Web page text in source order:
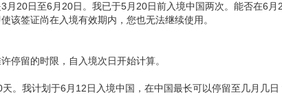
3 月 20日至6 月 20日。我已于5月 20日前入境中国两次。能否在6 月
该签证尚在入境有效期内，您也无法继续使用。
停留的时限，自入境次日开始计算。
天。我计划于6 月 12日入境中国，在中国最长可以停留至几月几日